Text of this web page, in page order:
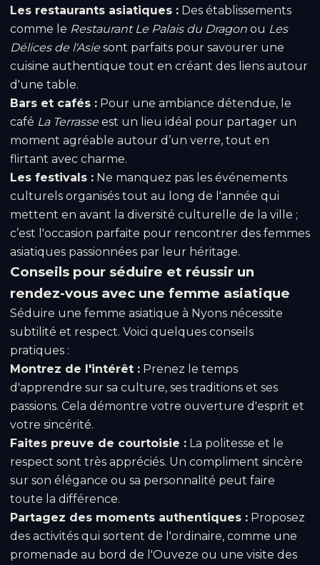
Les restaurants asiatiques : Des établissements
comme le Restaurant Le Palais du Dragon ou Les
Délices de l'Asie sont parfaits pour savourer une
cuisine authentique tout en créant des liens autour
d'une table.
Bars et cafés : Pour une ambiance détendue, le
café La Terrasse est un lieu idéal pour partager un
moment agréable autour d’un verre, tout en
flirtant avec charme.
Les festivals : Ne manquez pas les événements
culturels organisés tout au long de l'année qui
mettent en avant la diversité culturelle de la ville ;
c’est l'occasion parfaite pour rencontrer des femmes
asiatiques passionnées par leur héritage.
Conseils pour séduire et réussir un
rendez-vous avec une femme asiatique
Séduire une femme asiatique à Nyons nécessite
subtilité et respect. Voici quelques conseils
pratiques :
Montrez de l'intérêt : Prenez le temps
d'apprendre sur sa culture, ses traditions et ses
passions. Cela démontre votre ouverture d'esprit et
votre sincérité.
Faites preuve de courtoisie : La politesse et le
respect sont très appréciés. Un compliment sincère
sur son élégance ou sa personnalité peut faire
toute la différence.
Partagez des moments authentiques : Proposez
des activités qui sortent de l'ordinaire, comme une
promenade au bord de l'Ouveze ou une visite des